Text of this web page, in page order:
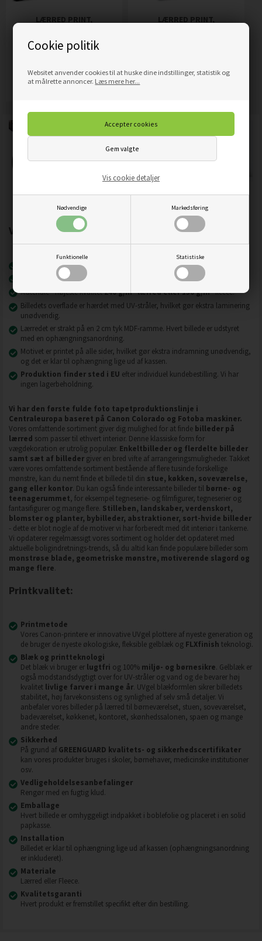
Cookie politik
Websitet anvender cookies til at huske dine indstillinger, statistik og
at målrette annoncer. Læs mere her...
Nødvendige Markedsføring
Funktionelle Statistiske
Vis cookie detaljer
LÆRRED PRINT,
Mere info
LÆRRED PRINT,
Vigtigste produktegenskaber:
Nyeste printteknologi
Billeder på lærred er modstandsdygtige over for slid, ridser og snavs.
Materiale - højeste kvalitet240 g/m lærred eller 130 g/m fleece.
Billedets overflade er hærdet med UV-stråler, hvilket gør ekstra laminering
unødvendig.
Lærredet er strakt på en 2 cm tyk MDF-ramme. Hvert billede er udstyret
med en ophængningsanordning.
Motivet er printet på alle sider, hvilket gør ekstra indramning unødvendig,
og det er klar til ophængning lige ud af kassen.
Produktion finder sted i EU efter individuel kundebestilling. Vi har
ingen lagerbeholdning.
Vi har den første fulde foto tapetproduktionslinje i
Centraleuropa baseret på Canon Colorado og Fotoba maskiner.
Vores omfattende sortiment giver dig mulighed for at finde billeder på
lærred som passer til ethvert interiør. Denne klassiske form for
vægdekoration er utrolig populær. Enkeltbilleder og flerdelte billeder
samt sæt af billeder giver en bred vifte af arrangeringsmuligheder. Takket
være vores omfattende sortiment bestående af flere tusinde forskellige
mønstre, kan du nemt finde et billede til din stue, køkken, soveværelse,
gang eller kontor. Du kan også finde interessante billeder til børne- og
teenagerummet, for eksempel tegneserie- og filmfigurer, tegneserier og
fantasifigurer og mange flere. Stilleben, landskaber, verdenskort,
blomster og planter, bybilleder, abstraktioner, sort-hvide billeder
- dette er blot nogle af de motiver vi har forberedt med dit interiør i tankerne.
Vi opdaterer regelmæssigt vores sortiment og holder det opdateret med
aktuelle boligindretnings-trends, så du altid kan finde populære billeder som
monstrøse blade, geometriske mønstre, motiverende slagord og
mange flere.
Printkvalitet:
Printmetode
Vores Canon-printere er innovative UVgel plottere af nyeste generation og
de bruger de nyeste økologiske, fleksible gelblæk og FLXfinish teknologi.
Blæk og printteknologi
Det blæk vi bruger er lugtfri og 100% miljø- og børnesikre. Gelblæk er
også modstandsdygtigt over for UV-stråler og vand og de bevarer høj
kvalitet livlige farver i mange år. UVgel blækformlen sikrer billedets
stabilitet, høj farvekonsistens og synlighed af selv små detaljer. Vi
anbefaler vores billeder på lærred til børneværelset, stuen, soveværelset,
badeværelset, køkkenet, kontoret, skønhedssalonen, spaen og mange
andre steder.
Sikkerhed
På grund af GREENGUARD kvalitets- og sikkerhedscertifikater
kan vores produkter bruges i skoler, børnehaver, medicinske institutioner
osv.
Vedligeholdelsesanbefalinger
Rengør med en fugtig klud.
Emballage
Hvert billede er omhyggeligt indpakket i boblefolie og placeret i en solid
papkasse.
Installation
Billedet er klar til ophængning lige ud af kassen (ophængningsanordning
er inkluderet).
Materiale
Lærred eller Fleece.
Kvalitetsgaranti
Hvert produkt er fremstillet specifikt efter din bestilling.